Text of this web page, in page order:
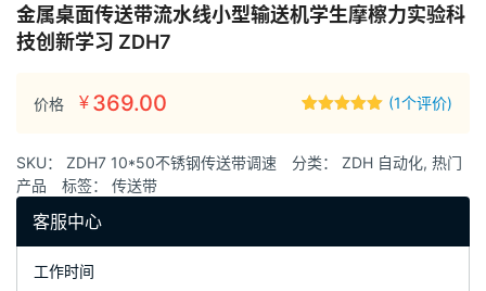
金属桌面传送带流水线小型输送机学生摩檫力实验科
技创新学习 ZDH7
客户进行了
评价
(1个评价)
价格 ¥ 369.00
SKU： ZDH7 10*50不锈钢传送带调速 分类： ZDH 自动化, 热门
产品
标签： 传送带
客服中心
工作时间